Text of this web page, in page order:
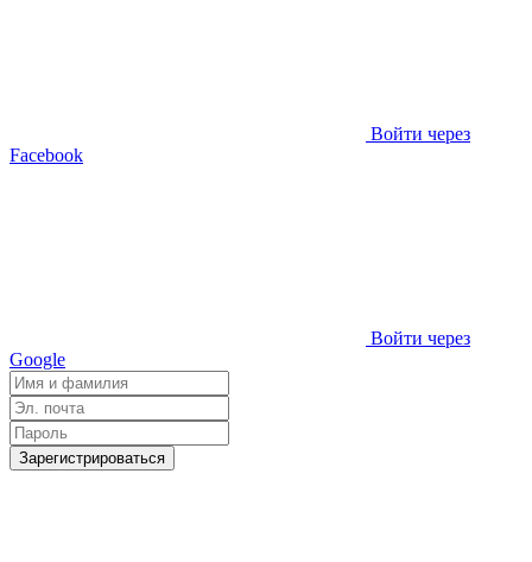
Войти через
Facebook
Войти через
Google
Зарегистрироваться